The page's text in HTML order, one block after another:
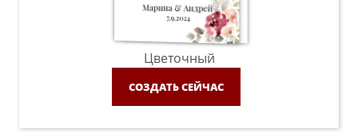
Цветочный
СОЗДАТЬ СЕЙЧАС